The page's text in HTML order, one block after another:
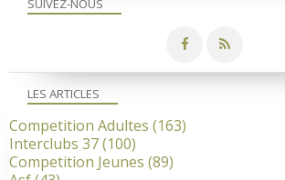
SUIVEZ-NOUS
LES ARTICLES
Competition Adultes (163)
Interclubs 37(100)
Competition Jeunes (89)